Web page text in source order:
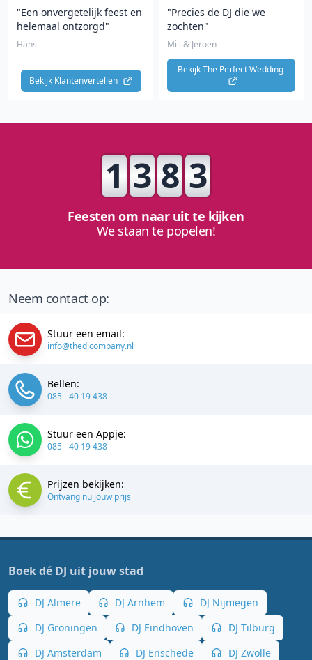
"Een onvergetelijk feest en
helemaal ontzorgd"
Hans
Bekijk Klantenvertellen
"Precies de DJ die we
zochten"
Mili & Jeroen
Bekijk The Perfect Wedding
1 3 8 3
Feesten om naar uit te kijken
We staan te popelen!
Neem contact op:
Stuur een email:
info@thedjcompany.nl
Bellen:
085 - 40 19 438
Stuur een Appje:
085 - 40 19 438
Prijzen bekijken:
Ontvang nu jouw prijs
Boek dé DJ uit jouw stad
DJ Almere DJ Arnhem
DJ Nijmegen
DJ Groningen
DJ Eindhoven
DJ Tilburg
DJ Amsterdam
DJ Enschede
DJ Zwolle